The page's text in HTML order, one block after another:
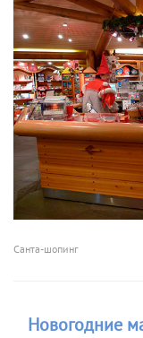
Санта-шопинг
Новогодние